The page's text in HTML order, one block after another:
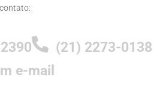
(21) 2273-0138
e-mail